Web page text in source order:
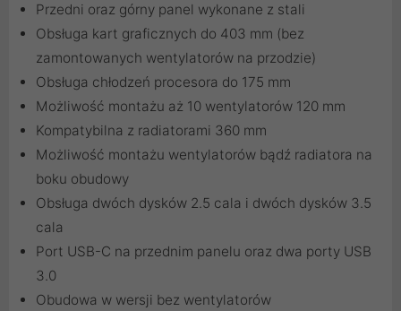
Przedni oraz górny panel wykonane z stali
Obsługa kart graficznych do 403 mm (bez
zamontowanych wentylatorów na przodzie)
Obsługa chłodzeń procesora do 175 mm
Możliwość montażu aż 10 wentylatorów 120 mm
Kompatybilna z radiatorami 360 mm
Możliwość montażu wentylatorów bądź radiatora na
boku obudowy
Obsługa dwóch dysków 2.5 cala i dwóch dysków 3.5
cala
Port USB-C na przednim panelu oraz dwa porty USB
3.0
Obudowa w wersji bez wentylatorów